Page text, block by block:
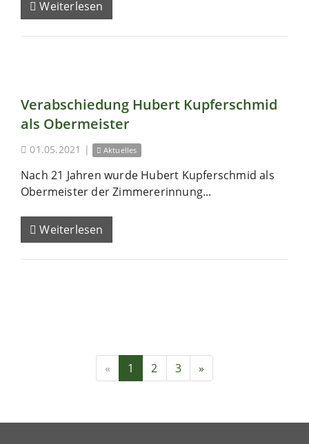
Weiterlesen
Verabschiedung Hubert Kupferschmid
als Obermeister
01.05.2021 | Aktuelles
Nach 21 Jahren wurde Hubert Kupferschmid als
Obermeister der Zimmererinnung...
Weiterlesen
« 1 2 3 »